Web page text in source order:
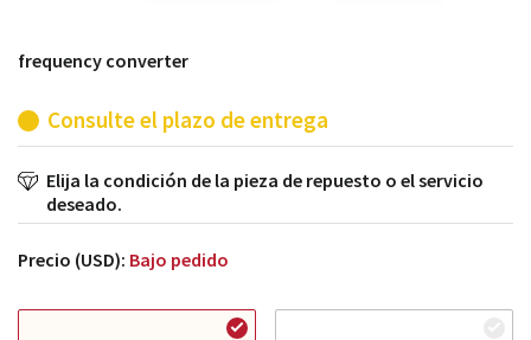
frequency converter
Consulte el plazo de entrega
Elija la condición de la pieza de repuesto o el servicio
deseado.
Precio (USD): Bajo pedido